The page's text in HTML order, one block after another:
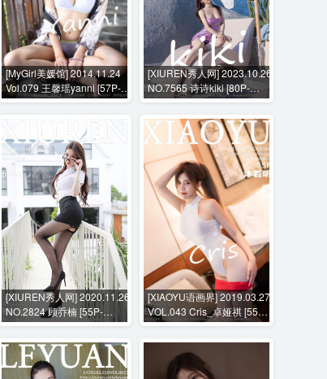
[MyGirl美媛馆] 2014.11.24
Vol.079 王馨瑶yanni [57P-
264MB]
[XIUREN秀人网] 2023.10.26
NO.7565 诗诗kiki [80P-
767MB]
[XIUREN秀人网] 2020.11.26
NO.2824 顾乔楠 [55P-
470MB]
[XIAOYU语画界] 2019.03.27
VOL.043 Cris_卓娅祺 [55P-
179MB]